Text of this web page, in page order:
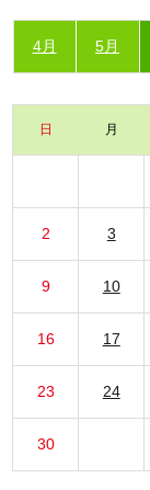
4月 5月
日 月
2 3
9 10
16 17
23 24
30